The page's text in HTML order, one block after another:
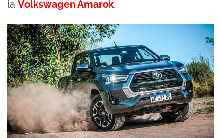
la Volkswagen Amarok.